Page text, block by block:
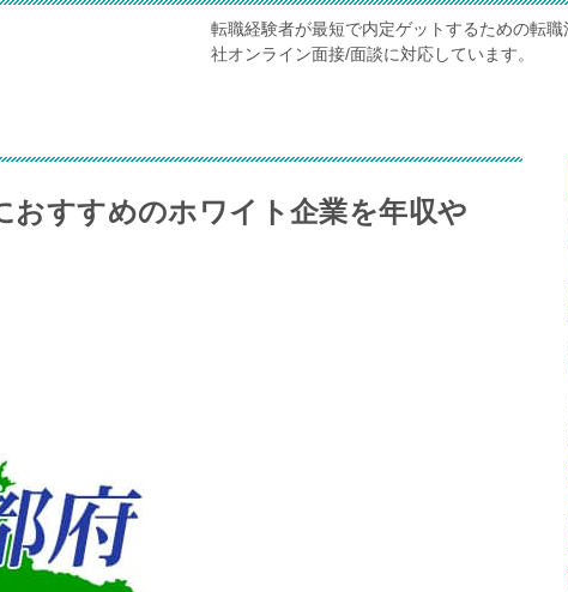
転職経験者が最短で内定ゲットするための転
社オンライン面接/面談に対応しています。
おすすめのホワイト企業を年収や